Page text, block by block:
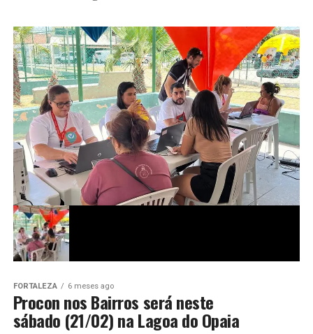
FORTALEZA 6 meses ago
Procon nos Bairros será neste
sábado (21/02) na Lagoa do Opaia